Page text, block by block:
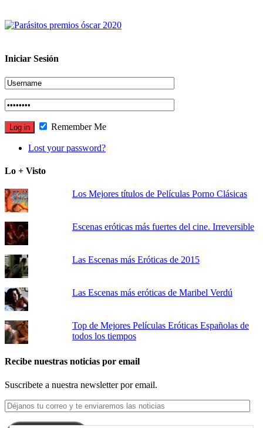
Iniciar Sesión
Remember Me
Lost your password?
Lo + Visto
Los Mejores títulos de Películas Porno Clásicas
Escenas eróticas más fuertes del cine. Irreversible
Las Escenas más Eróticas de 2015
Las Escenas más eróticas de Maribel Verdú
Top de Mejores Películas Eróticas Españolas de
todos los tiempos
Recibe nuestras noticias por email
Suscribete a nuestra newsletter por email.
Déjanos
tu
correo